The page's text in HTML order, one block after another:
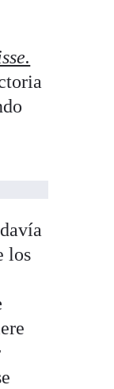
los